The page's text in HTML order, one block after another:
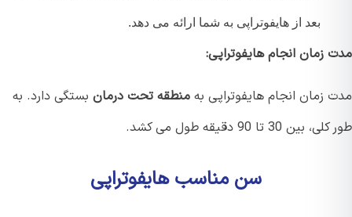
بعد از هایفوتراپی به شما ارائه می دهد.
زمان انجام هایفوتراپی:
زمان انجام هایفوتراپی به منطقه تحت درمانبستگی دارد. به
30 تا 90 دقیقه طول می کشد.
سن مناسب هایفوتراپی